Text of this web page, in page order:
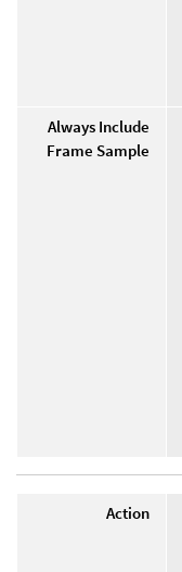
Always Include
Frame Sample
Action